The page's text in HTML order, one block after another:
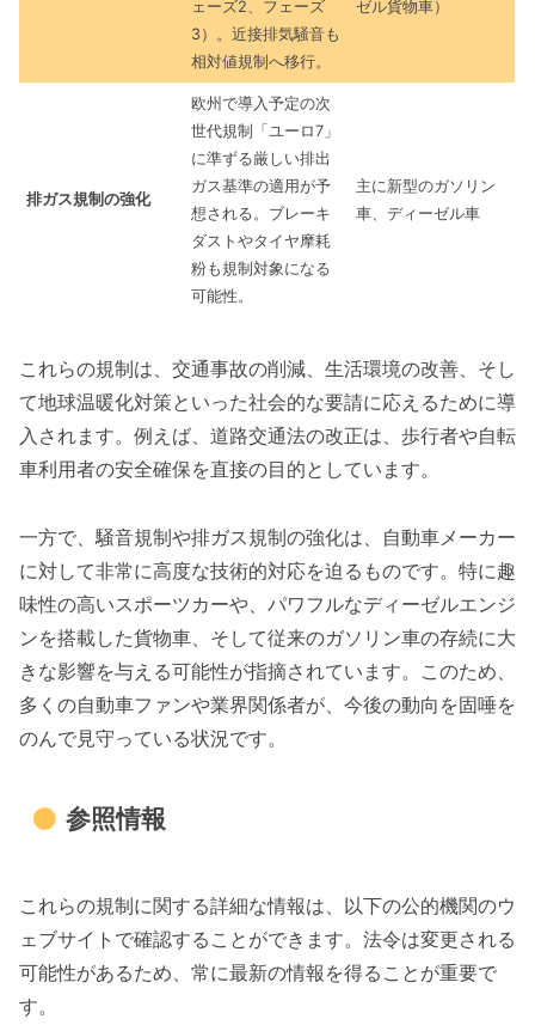
ェーズ2、フェーズ
3）。近接排気騒音も
相対値規制へ移行。
ゼル貨物車）
排ガス規制の強化
欧州で導入予定の次
世代規制「ユーロ7」
に準ずる厳しい排出
ガス基準の適用が予
想される。ブレーキ
ダストやタイヤ摩耗
粉も規制対象になる
可能性。
主に新型のガソリン
車、ディーゼル車
これらの規制は、交通事故の削減、生活環境の改善、そし
て地球温暖化対策といった社会的な要請に応えるために導
入されます。例えば、道路交通法の改正は、歩行者や自転
車利用者の安全確保を直接の目的としています。
一方で、騒音規制や排ガス規制の強化は、自動車メーカー
に対して非常に高度な技術的対応を迫るものです。特に趣
味性の高いスポーツカーや、パワフルなディーゼルエンジ
ンを搭載した貨物車、そして従来のガソリン車の存続に大
きな影響を与える可能性が指摘されています。このため、
多くの自動車ファンや業界関係者が、今後の動向を固唾を
のんで見守っている状況です。
参照情報
これらの規制に関する詳細な情報は、以下の公的機関のウ
ェブサイトで確認することができます。法令は変更される
可能性があるため、常に最新の情報を得ることが重要で
す。